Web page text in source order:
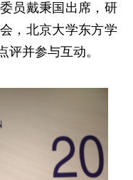
员戴秉国出席，研
，北京大学东方学
评并参与互动。